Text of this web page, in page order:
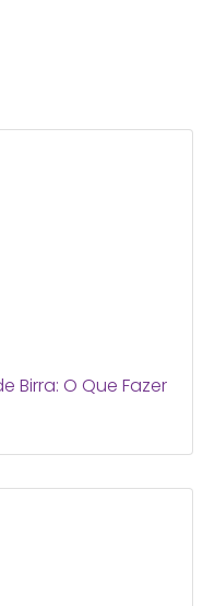
Birra: O Que Fazer